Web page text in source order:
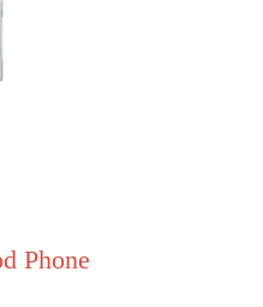
Phone